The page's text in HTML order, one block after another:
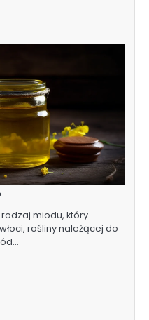
miodu, który
rośliny należącej do